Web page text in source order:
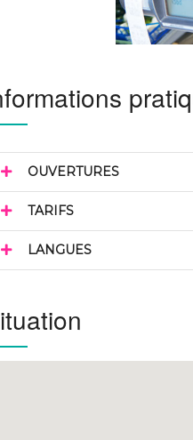
OUVERTURES
TARIFS
LANGUES